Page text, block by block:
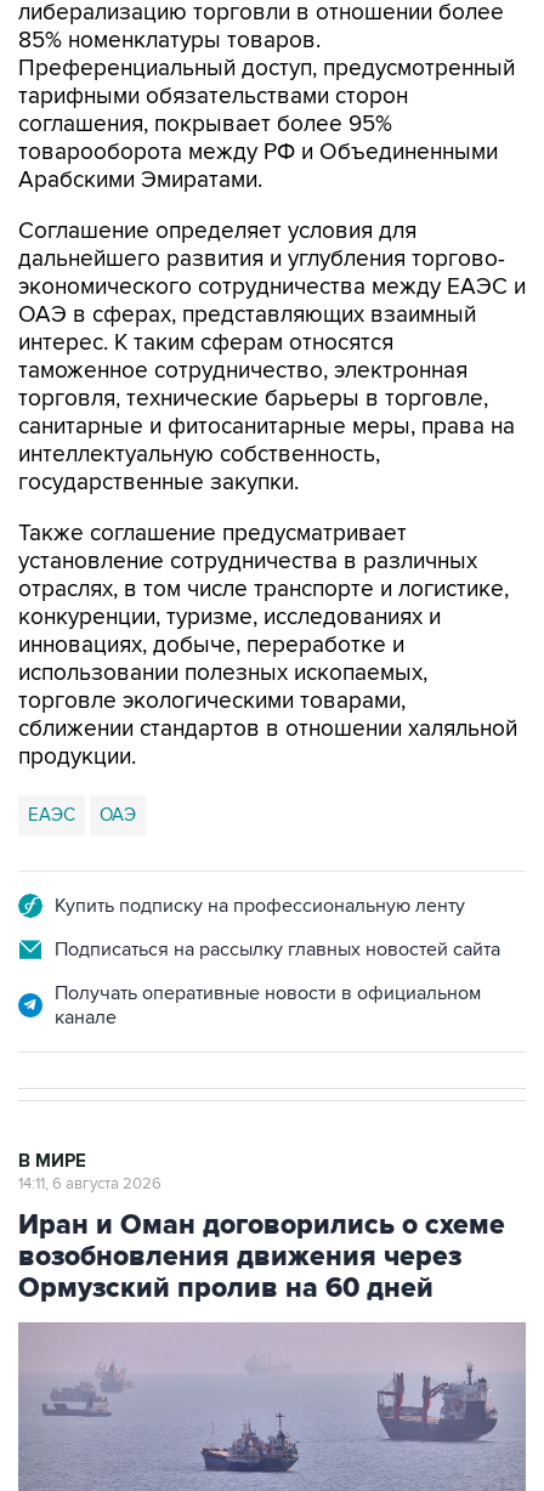
либерализацию торговли в отношении более
85% номенклатуры товаров.
Преференциальный доступ, предусмотренный
тарифными обязательствами сторон
соглашения, покрывает более 95%
товарооборота между РФ и Объединенными
Арабскими Эмиратами.
Соглашение определяет условия для
дальнейшего развития и углубления торгово-
экономического сотрудничества между ЕАЭС и
ОАЭ в сферах, представляющих взаимный
интерес. К таким сферам относятся
таможенное сотрудничество, электронная
торговля, технические барьеры в торговле,
санитарные и фитосанитарные меры, права на
интеллектуальную собственность,
государственные закупки.
Также соглашение предусматривает
установление сотрудничества в различных
отраслях, в том числе транспорте и логистике,
конкуренции, туризме, исследованиях и
инновациях, добыче, переработке и
использовании полезных ископаемых,
торговле экологическими товарами,
сближении стандартов в отношении халяльной
продукции.
ЕАЭС ОАЭ
Купить подписку на профессиональную ленту
Подписаться на рассылку главных новостей сайта
Получать оперативные новости в официальном
канале
В МИРЕ
14:11, 6 августа 2026
Иран и Оман договорились о схеме
возобновления движения через
Ормузский пролив на 60 дней